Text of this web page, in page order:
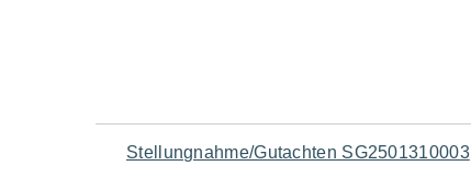
Navigation
Stellungnahme/Gutachten SG2501310003